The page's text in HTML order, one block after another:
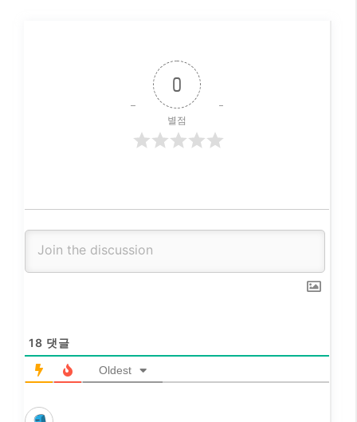
0
별점
18 댓글
Oldest